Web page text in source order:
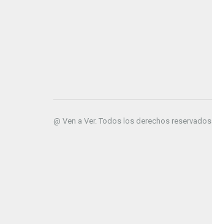
@ Ven a Ver. Todos los derechos reservados